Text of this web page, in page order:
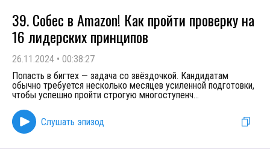
39. Собес в Amazon! Как пройти проверку на
16 лидерских принципов
26.11.2024 • 00:38:27
Попасть в бигтех — задача со звёздочкой. Кандидатам
обычно требуется несколько месяцев усиленной подготовки,
чтобы успешно пройти строгую многоступенч...
Слушать эпизод